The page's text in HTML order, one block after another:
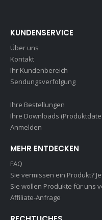
KUNDENSERVICE
Über uns
Kontakt
Ihr Kundenbereich
Sendungsverfolgung
Ihre Bestellungen
Ihre Downloads
Anmelden
MEHR ENTDECKEN
FAQ
Sie vermissen ein Produkt?
Sie wollen Produkte für uns
Affiliate-Anfrage